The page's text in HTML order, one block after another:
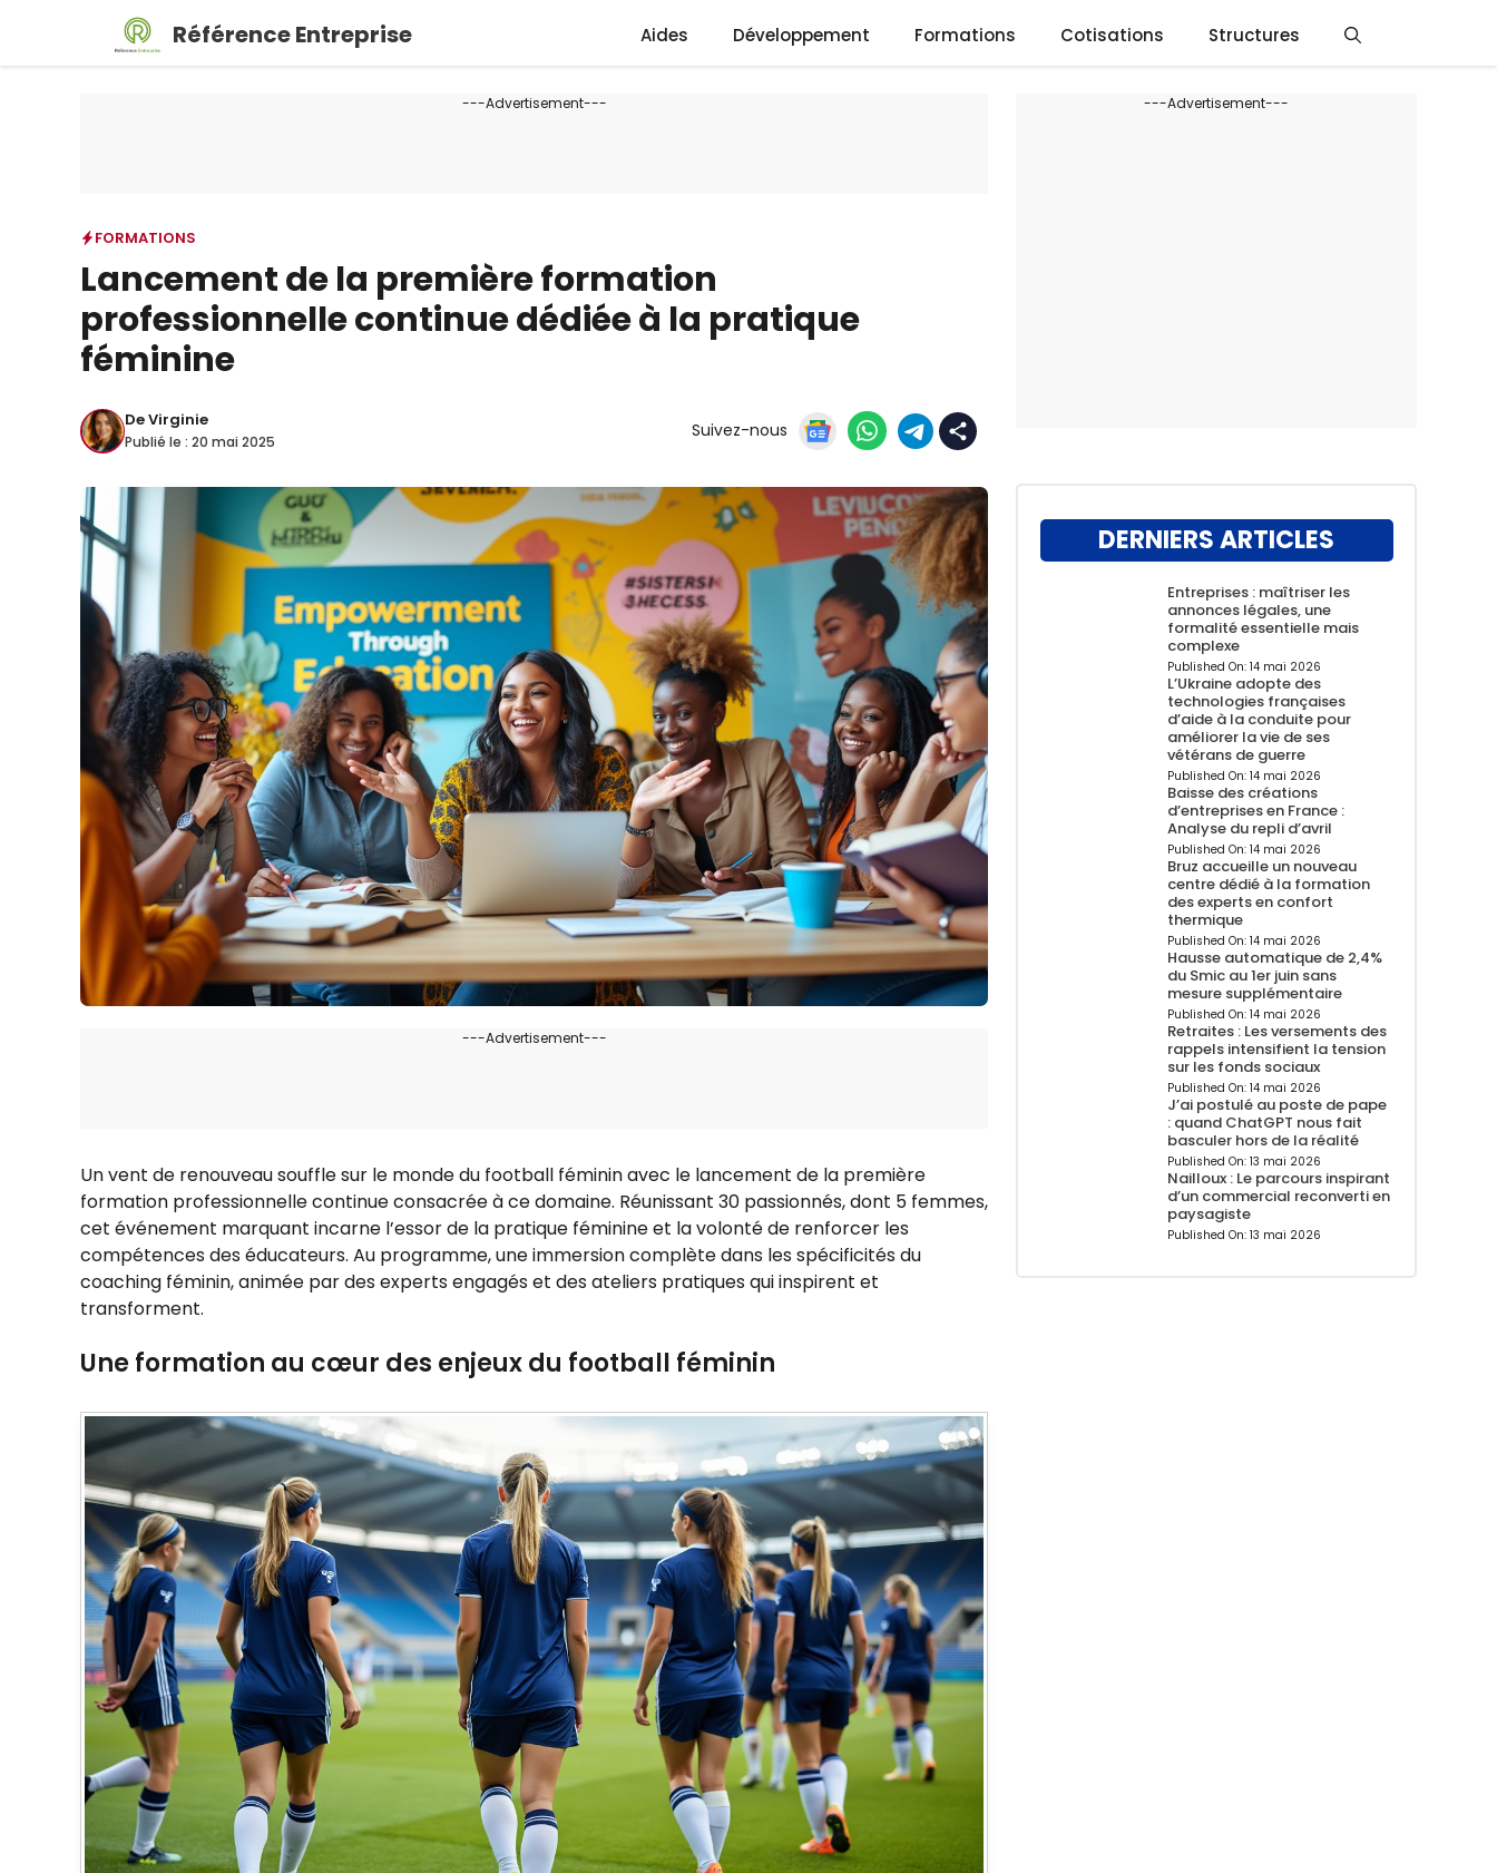
contenu
Référence Entreprise Aides Développement Formations Cotisations Structures
---Advertisement---
FORMATIONS
Lancement de la première formation
professionnelle continue dédiée à la pratique
féminine
DeVirginie
Publié le : 20 mai 2025
Suivez-nous
---Advertisement---
Un vent de renouveau souffle sur le monde du football féminin avec le lancement de la première
formation professionnelle continue consacrée à ce domaine. Réunissant 30 passionnés, dont 5 femmes,
cet événement marquant incarne l’essor de la pratique féminine et la volonté de renforcer les
compétences des éducateurs. Au programme, une immersion complète dans les spécificités du
coaching féminin, animée par des experts engagés et des ateliers pratiques qui inspirent et
transforment.
Une formation au cœur des enjeux du football féminin
---Advertisement---
DERNIERS ARTICLES
Entreprises : maîtriser les
annonces légales, une
formalité essentielle mais
complexe
Published On: 14 mai 2026
L’Ukraine adopte des
technologies françaises
d’aide à la conduite pour
améliorer la vie de ses
vétérans de guerre
Published On: 14 mai 2026
Baisse des créations
d’entreprises en France :
Analyse du repli d’avril
Published On: 14 mai 2026
Bruz accueille un nouveau
centre dédié à la formation
des experts en confort
thermique
Published On: 14 mai 2026
Hausse automatique de 2,4%
du Smic au 1er juin sans
mesure supplémentaire
Published On: 14 mai 2026
Retraites : Les versements des
rappels intensifient la tension
sur les fonds sociaux
Published On: 14 mai 2026
J’ai postulé au poste de pape
: quand ChatGPT nous fait
basculer hors de la réalité
Published On: 13 mai 2026
Nailloux : Le parcours inspirant
d’un commercial reconverti en
paysagiste
Published On: 13 mai 2026